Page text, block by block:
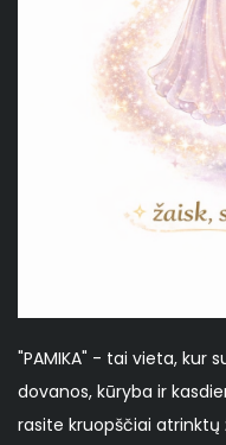
"PAMIKA" - tai vieta, kur
dovanos, kūryba ir
rasite kruopščiai atrinktų